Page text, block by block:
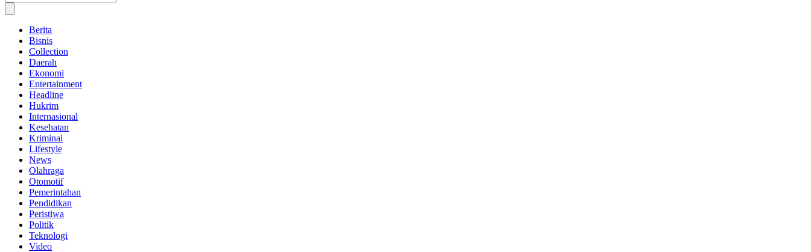
Berita
Bisnis
Collection
Daerah
Ekonomi
Entertainment
Headline
Hukrim
Internasional
Kesehatan
Kriminal
Lifestyle
News
Olahraga
Otomotif
Pemerintahan
Pendidikan
Peristiwa
Politik
Teknologi
Video